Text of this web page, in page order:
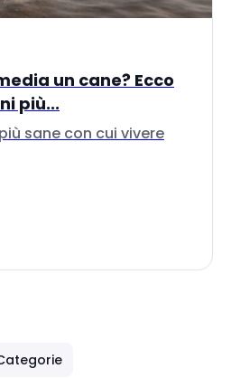
un cane? Ecco
più...
sane con cui vivere